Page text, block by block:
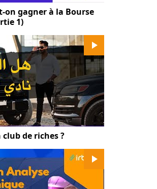
on gagner à la Bourse
1)
de riches ?